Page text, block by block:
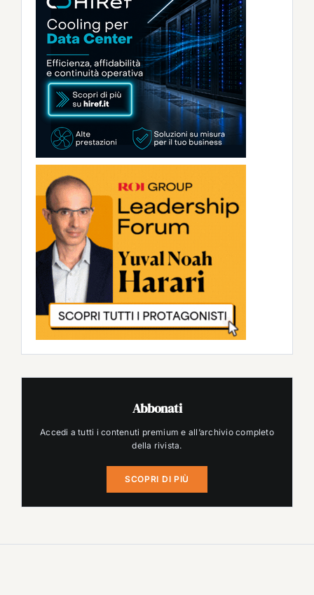
Abbonati
Accedi a tutti i contenuti premium e all’archivio completo
della rivista.
SCOPRI DI PIÙ